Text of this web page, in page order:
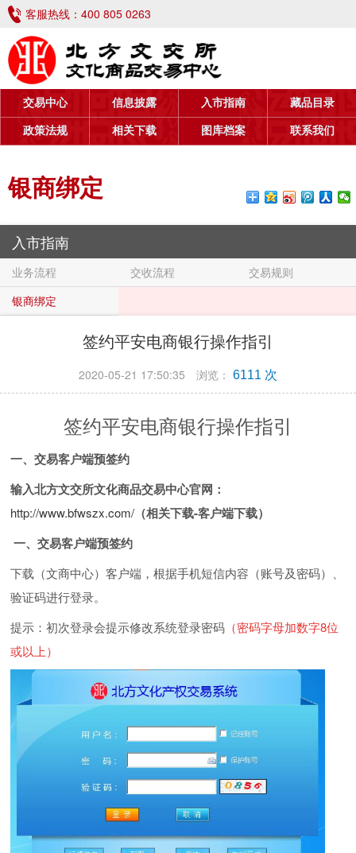
客服热线： 400 805 0263
交易中心 信息披露 入市指南 藏品目录
政策法规 相关下载 图库档案 联系我们
银商绑定
入市指南
业务流程 交收流程
交易规则
银商绑定
签约平安电商银行操作指引
2020-05-21 17:50:35 浏览： 6111 次
签约平安电商银行操作指引
一、交易客户端预签约
输入北方文交所文化商品交易中心官网：
http://www.bfwszx.com/ （相关下载-客户端下载）
一、交易客户端预签约
下载（文商中心）客户端，根据手机短信内容（账号及密码）、
验证码进行登录。
提示：初次登录会提示修改系统登录密码 （密码字母加数字8位
或以上）